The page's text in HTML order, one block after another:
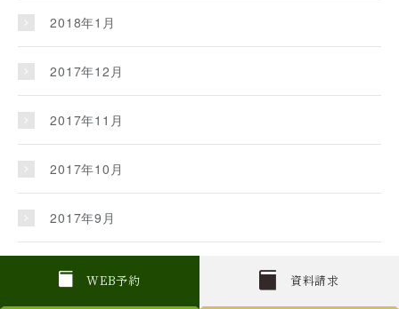
W EB予約 資料請求
2018年1月
2017年12月
2017年11月
2017年10月
2017年9月